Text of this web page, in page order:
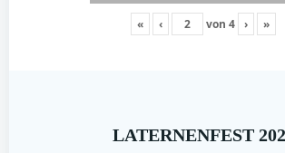
« ‹ von 4 › »
LATERNENFEST